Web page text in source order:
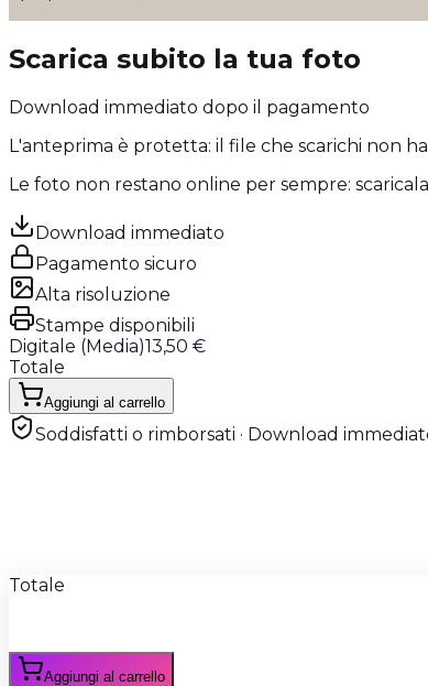
Scarica subito la tua foto
Download immediato dopo il pagamento
L'anteprima è protetta: il file che scarichi non
Le foto non restano online per sempre:
Download immediato
Pagamento sicuro
Alta risoluzione
Stampe disponibili
Digitale (Media)13,50 €
Totale
Aggiungi al carrello
Soddisfatti o rimborsati · Download
Totale
Aggiungi al carrello